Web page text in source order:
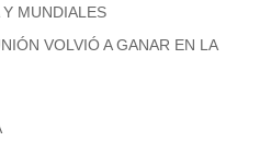
Y MUNDIALES
VOLVIÓ A GANAR EN LA